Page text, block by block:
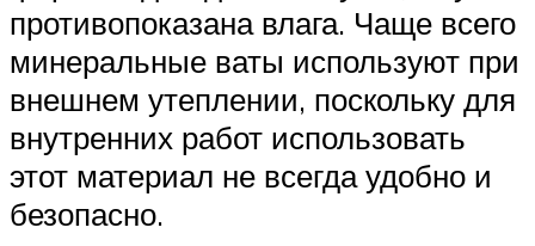
противопоказана влага. Чаще всего
минеральные ваты используют при
внешнем утеплении, поскольку для
внутренних работ использовать
этот материал не всегда удобно и
безопасно.